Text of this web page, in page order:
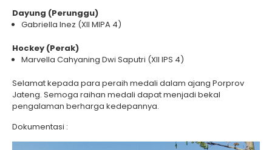
Dayung (Perunggu)
Gabriella Inez (XII MIPA 4)
Hockey (Perak)
Marvella Cahyaning Dwi Saputri (XII IPS 4)
Selamat kepada para peraih medali dalam ajang Porprov
Jateng. Semoga raihan medali dapat menjadi bekal
pengalaman berharga kedepannya.
Dokumentasi :